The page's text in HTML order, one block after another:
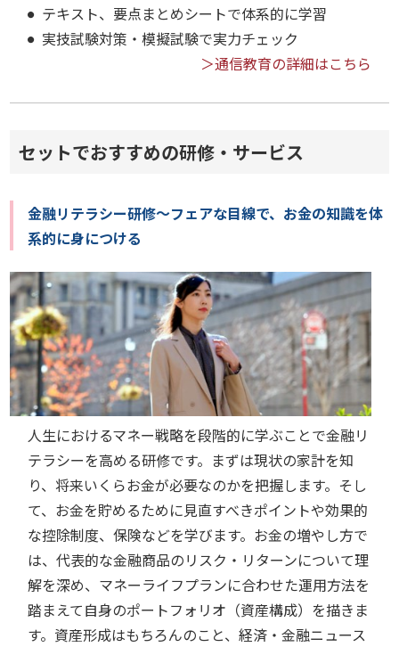
テキスト、要点まとめシートで体系的に学習
実技試験対策・模擬試験で実力チェック
＞通信教育の詳細はこちら
セットでおすすめの研修・サービス
金融リテラシー研修～フェアな目線で、お金の知識を体
系的に身につける
人生におけるマネー戦略を段階的に学ぶことで金融リ
テラシーを高める研修です。まずは現状の家計を知
り、将来いくらお金が必要なのかを把握します。そし
て、お金を貯めるために見直すべきポイントや効果的
な控除制度、保険などを学びます。お金の増やし方で
は、代表的な金融商品のリスク・リターンについて理
解を深め、マネーライフプランに合わせた運用方法を
踏まえて自身のポートフォリオ（資産構成）を描きま
す。資産形成はもちろんのこと、経済・金融ニュース